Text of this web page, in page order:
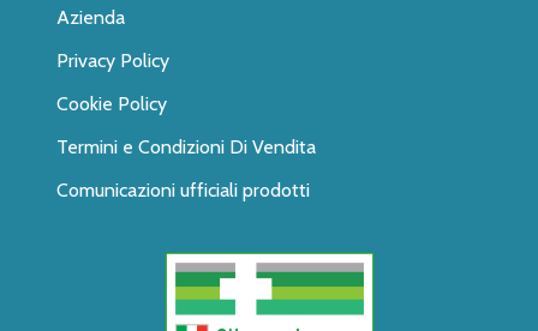
Azienda
Privacy Policy
Cookie Policy
Termini e Condizioni Di Vendita
Comunicazioni ufficiali prodotti